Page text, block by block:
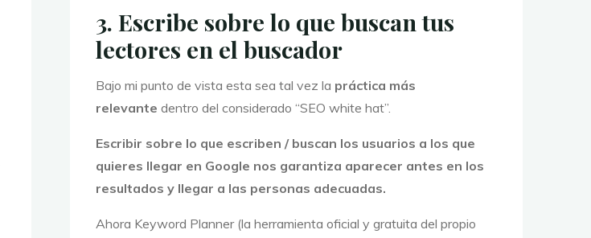
3. Escribe sobre lo que buscan tus
lectores en el buscador
Bajo mi punto de vista esta sea tal vez la práctica más
relevante dentro del considerado “SEO white hat”.
Escribir sobre lo que escriben / buscan los usuarios a los que
quieres llegar en Google nos garantiza aparecer antes en los
resultados y llegar a las personas adecuadas.
Ahora Keyword Planner (la herramienta oficial y gratuita del propio